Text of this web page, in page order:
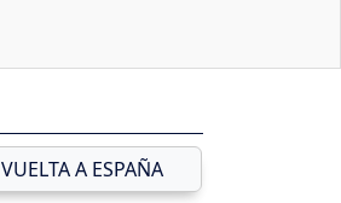
VUELTA A ESPAÑA